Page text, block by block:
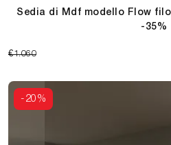
Sedia di Mdf modello Flow
-35%
€1.060
-20%